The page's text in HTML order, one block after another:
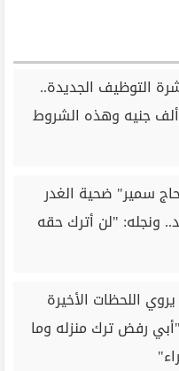
التوظيف الجديدة..
رواتب تصل إلى 15 ألف جنيه وهذه الشروط
سمير" ضحية الغدر
ونجله: "لن أترك حقه
اللحظات الأخيرة
رفض ترك منزله وما